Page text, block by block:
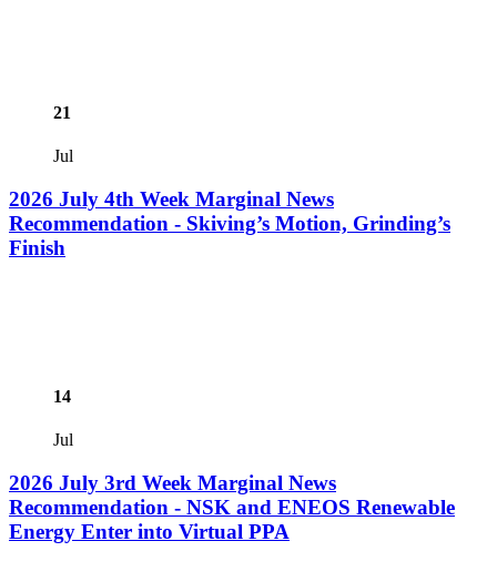
21
Jul
2026 July 4th Week Marginal News
Recommendation - Skiving’s Motion, Grinding’s
Finish
14
Jul
2026 July 3rd Week Marginal News
Recommendation - NSK and ENEOS Renewable
Energy Enter into Virtual PPA